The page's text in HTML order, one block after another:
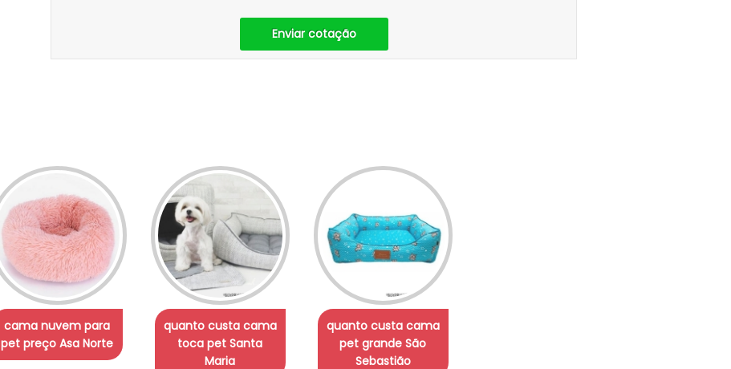
Enviar cotação
cama nuvem para
pet preço Asa Norte
quanto custa cama
toca pet Santa
Maria
quanto custa cama
pet grande São
Sebastião